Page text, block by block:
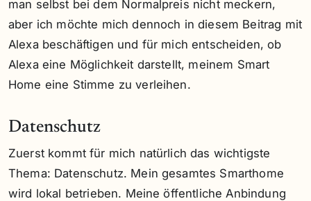
man selbst bei dem Normalpreis nicht meckern,
aber ich möchte mich dennoch in diesem Beitrag mit
Alexa beschäftigen und für mich entscheiden, ob
Alexa eine Möglichkeit darstellt, meinem Smart
Home eine Stimme zu verleihen.
Datenschutz
Zuerst kommt für mich natürlich das wichtigste
Thema: Datenschutz. Mein gesamtes Smarthome
wird lokal betrieben. Meine öffentliche Anbindung